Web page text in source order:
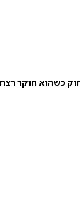
כשהוא חוקר